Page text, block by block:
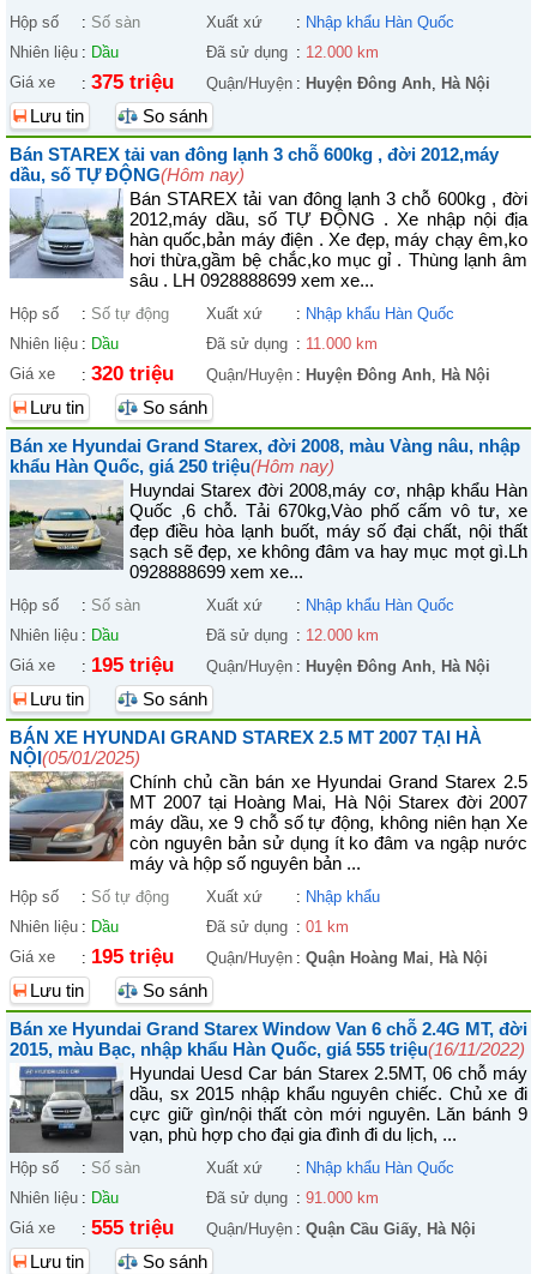
Hộp số : Số sàn Xuất xứ : Nhập khẩu Hàn Quốc
Nhiên liệu : Dầu Đã sử dụng : 12.000 km
Giá xe
: 375 triệu Quận/Huyện : Huyện Đông Anh, Hà Nội
Lưu tin
So sánh
Bán STAREX tải van đông lạnh 3 chỗ 600kg , đời 2012,máy
dầu, số TỰ ĐỘNG(Hôm nay)
Bán STAREX tải van đông lạnh 3 chỗ 600kg , đời
2012,máy dầu, số TỰ ĐỘNG . Xe nhập nội địa
hàn quốc,bản máy điện . Xe đẹp, máy chạy êm,ko
hơi thừa,gầm bệ chắc,ko mục gỉ . Thùng lạnh âm
sâu . LH 0928888699 xem xe...
Hộp số : Số tự động Xuất xứ : Nhập khẩu Hàn Quốc
Nhiên liệu : Dầu Đã sử dụng : 11.000 km
Giá xe
: 320 triệu Quận/Huyện : Huyện Đông Anh, Hà Nội
Lưu tin
So sánh
Bán xe Hyundai Grand Starex, đời 2008, màu Vàng nâu, nhập
khẩu Hàn Quốc, giá 250 triệu(Hôm nay)
Huyndai Starex đời 2008,máy cơ, nhập khẩu Hàn
Quốc ,6 chỗ. Tải 670kg,Vào phố cấm vô tư, xe
đẹp điều hòa lạnh buốt, máy số đại chất, nội thất
sạch sẽ đẹp, xe không đâm va hay mục mọt gì.Lh
0928888699 xem xe...
Hộp số : Số sàn Xuất xứ : Nhập khẩu Hàn Quốc
Nhiên liệu : Dầu Đã sử dụng : 12.000 km
Giá xe
: 195 triệu Quận/Huyện : Huyện Đông Anh, Hà Nội
Lưu tin
So sánh
BÁN XE HYUNDAI GRAND STAREX 2.5 MT 2007 TẠI HÀ
NỘI(05/01/2025)
Chính chủ cần bán xe Hyundai Grand Starex 2.5
MT 2007 tại Hoàng Mai, Hà Nội Starex đời 2007
máy dầu, xe 9 chỗ số tự động, không niên hạn Xe
còn nguyên bản sử dụng ít ko đâm va ngập nước
máy và hộp số nguyên bản ...
Hộp số : Số tự động Xuất xứ : Nhập khẩu
Nhiên liệu : Dầu Đã sử dụng : 01 km
Giá xe
: 195 triệu Quận/Huyện : Quận Hoàng Mai, Hà Nội
Lưu tin
So sánh
Bán xe Hyundai Grand Starex Window Van 6 chỗ 2.4G MT, đời
2015, màu Bạc, nhập khẩu Hàn Quốc, giá 555 triệu(16/11/2022)
Hyundai Uesd Car bán Starex 2.5MT, 06 chỗ máy
dầu, sx 2015 nhập khẩu nguyên chiếc. Chủ xe đi
cực giữ gìn/nội thất còn mới nguyên. Lăn bánh 9
vạn, phù hợp cho đại gia đình đi du lịch, ...
Hộp số : Số sàn Xuất xứ : Nhập khẩu Hàn Quốc
Nhiên liệu : Dầu Đã sử dụng : 91.000 km
Giá xe
: 555 triệu Quận/Huyện : Quận Cầu Giấy, Hà Nội
Lưu tin
So sánh